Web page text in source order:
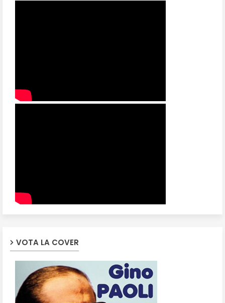
VOTA LA COVER